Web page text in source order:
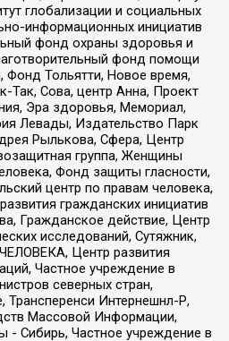
глобализации и социальных
информационных инициатив
фонд охраны здоровья и
фонд помощи
Тольятти, Новое время,
Так, Сова, центр Анна, Проект
Эра здоровья, Мемориал,
Левады, Издательство Парк
Рылькова, Сфера, Центр
группа, Женщины
Фонд защиты гласности,
центр по правам человека,
гражданских инициатив
Гражданское действие, Центр
исследований, Сутяжник,
Центр развития
Частное учреждение в
северных стран,
Трансперенси Интернешнл-Р,
Массовой Информации,
- Сибирь, Частное учреждение в